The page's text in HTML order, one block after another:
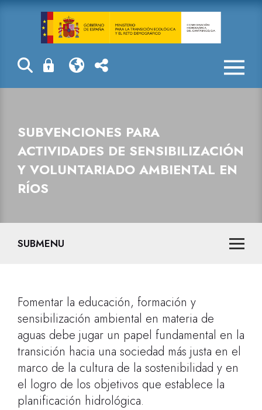
SUBVENCIONES PARA
ACTIVIDADES DE SENSIBILIZACIÓN
Y VOLUNTARIADO AMBIENTAL EN
RÍOS
SUBMENU
Fomentar la educación, formación y
sensibilización ambiental en materia de
aguas debe jugar un papel fundamental en la
transición hacia una sociedad más justa en el
marco de la cultura de la sostenibilidad y en
el logro de los objetivos que establece la
planificación hidrológica.